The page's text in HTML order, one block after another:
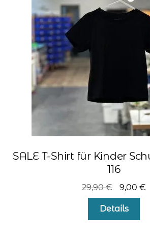
SALE T-Shirt für Kinder
116
29,90€
Preis
war:
29,90 €
9,00 €
Details